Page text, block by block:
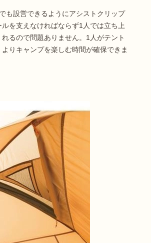
も設営できるようにアシストクリップ
を支えなければならず1人では立ち上
るので問題ありません。1人がテント
りキャンプを楽しむ時間が確保できま